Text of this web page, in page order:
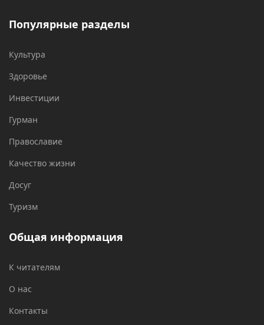
Популярные разделы
Культура
Здоровье
Инвестиции
Гурман
Православие
Качество жизни
Досуг
Туризм
Общая информация
К читателям
О нас
Контакты